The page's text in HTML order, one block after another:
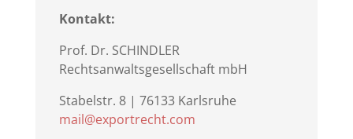
Kontakt:
Prof. Dr. SCHINDLER
Rechtsanwaltsgesellschaft mbH
Stabelstr. 8 | 76133 Karlsruhe
mail@exportrecht.com